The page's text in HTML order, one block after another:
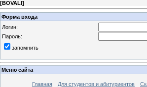
[BOVALI]
Форма входа
Логин:
Пароль:
запомнить
Меню сайта
Главная Для студентов и абитуриентов